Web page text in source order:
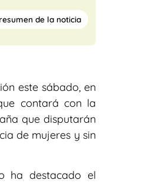
de la noticia
este sábado, en
contará con la
que disputarán
de mujeres y sin
ha destacado el